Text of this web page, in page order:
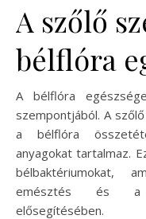
A szőlő
bélflóra
A bélflóra
szempontjából. A
a bélflóra
anyagokat tartalmaz.
bélbaktériumokat,
emésztés és a
elősegítésében.